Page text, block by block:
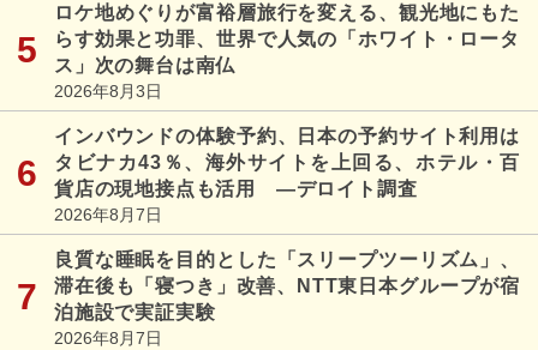
ロケ地めぐりが富裕層旅行を変える、観光地にもた
らす効果と功罪、世界で人気の「ホワイト・ロータ
ス」次の舞台は南仏
2026年8月3日
インバウンドの体験予約、日本の予約サイト利用は
タビナカ43％、海外サイトを上回る、ホテル・百
貨店の現地接点も活用 ―デロイト調査
2026年8月7日
良質な睡眠を目的とした「スリープツーリズム」、
滞在後も「寝つき」改善、NTT東日本グループが宿
泊施設で実証実験
2026年8月7日